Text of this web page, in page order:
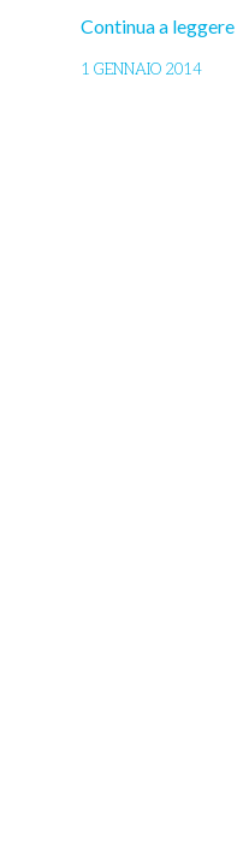
Continua a leggere
1 GENNAIO 2014